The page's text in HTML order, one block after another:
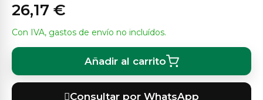
26,17 €
Con IVA, gastos de envío no incluídos.
Añadir al carrito
Consultar por WhatsApp